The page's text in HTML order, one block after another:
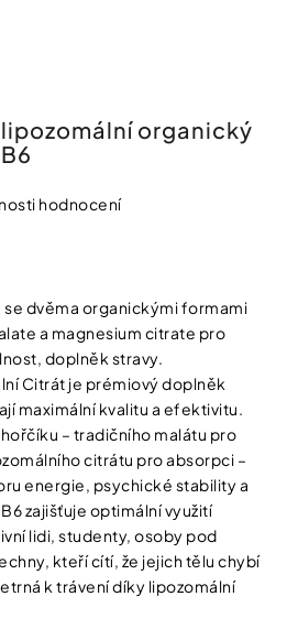
hodnocení
organický
se dvěma organickými formami
a magnesium citrate pro
doplněk stravy.
Citrát je prémiový doplněk
maximální kvalitu a efektivitu.
– tradičního malátu pro
citrátu pro absorpci –
energie, psychické stability a
zajišťuje optimální využití
lidi, studenty, osoby pod
kteří cítí, že jejich tělu chybí
k trávení díky lipozomální